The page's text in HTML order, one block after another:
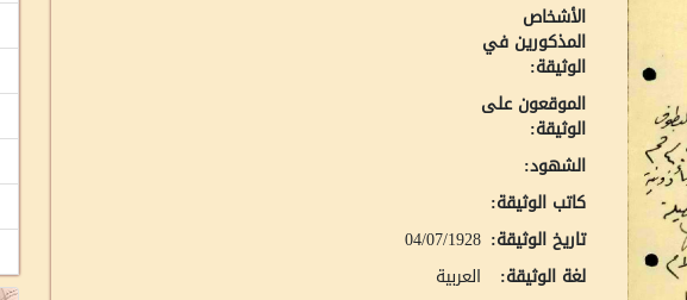
الأشخاص
المذكورين في
الوثيقة:
الموقعون على
الوثيقة:
الشهود:
كاتب الوثيقة:
تاريخ الوثيقة: 04/07/1928
لغة الوثيقة:
العربية